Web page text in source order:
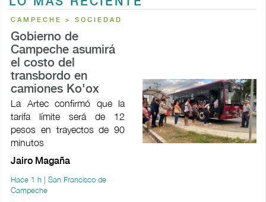
CAMPECHE > SOCIEDAD
Gobierno de
Campeche asumirá
el costo del
transbordo en
camiones Ko'ox
La Artec confirmó que la
tarifa límite será de 12
pesos en trayectos de 90
minutos
Jairo Magaña
Hace 1 h | San Francisco de
Campeche